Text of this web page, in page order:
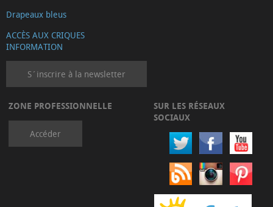
Drapeaux bleus
ACCÈS AUX CRIQUES
INFORMATION
S´inscrire à la newsletter
ZONE PROFESSIONNELLE
Accéder
SUR LES RÉSEAUX
SOCIAUX